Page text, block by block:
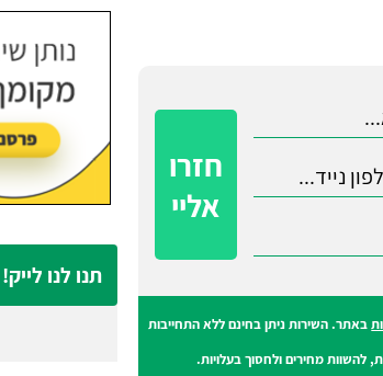
חזרו
אליי
באתר. השירות ניתן בחינם ללא התחייבות
להשוות מחירים ולחסוך בעלויות.
תנו לנו לייק!